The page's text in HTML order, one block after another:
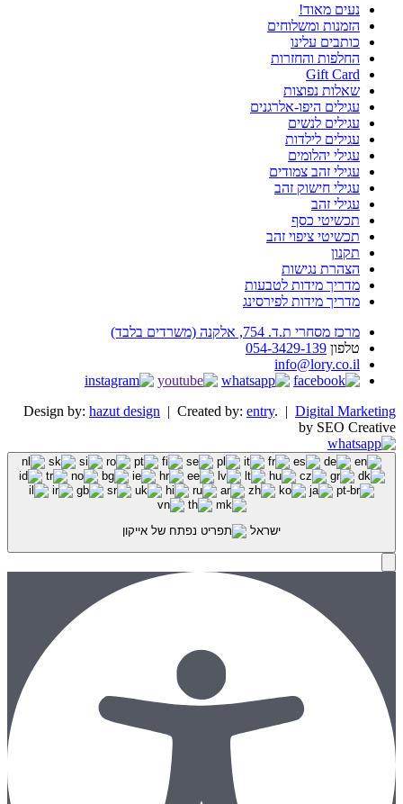
נעים מאוד!
הזמנות ומשלוחים
כותבים עלינו
החלפות והחזרות
Gift Card
שאלות נפוצות
עגילים היפו-אלרגנים
עגילים לנשים
עגילים לילדות
עגילי יהלומים
עגילי זהב צמודים
עגילי חישוק זהב
עגילי זהב
תכשיטי כסף
תכשיטי ציפוי זהב
תקנון
הצהרת נגישות
מדריך מידות לטבעות
מדריך מידות לפירסינג
מרכז מסחרי ת.ד. 754, אלקנה (משרדים בלבד)
טלפון 054-3429-139
info@lory.co.il
Design by: hazut design | Created by: entry. | Digital Marketing
by SEO Creative
ישראל